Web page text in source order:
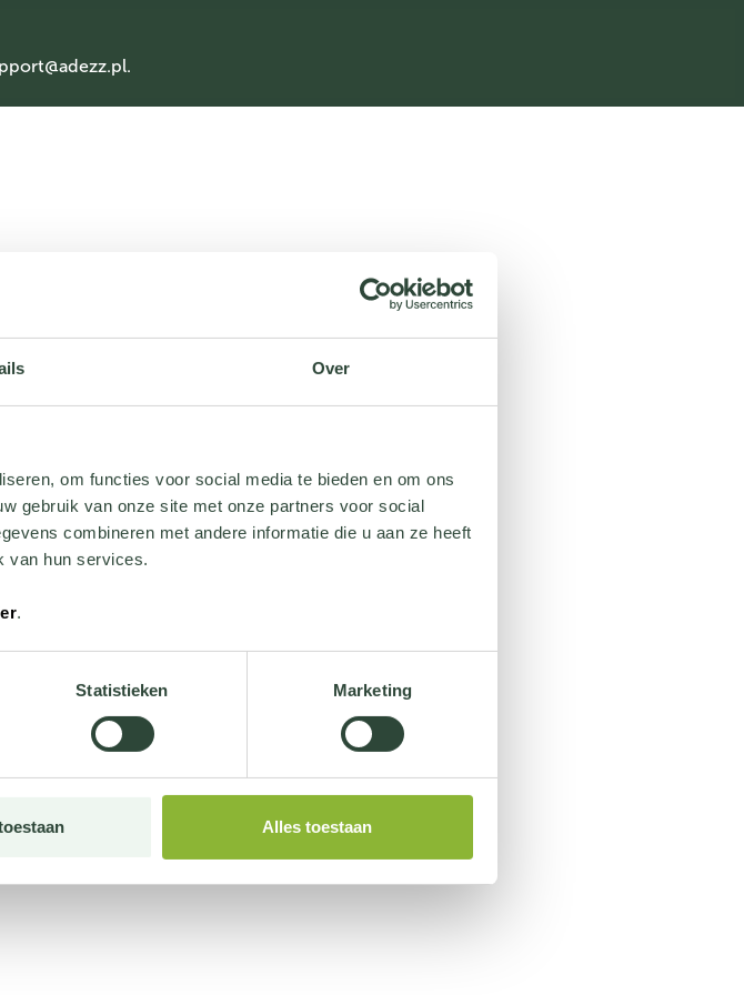
Over
om functies voor social media te bieden en om ons
gebruik van onze site met onze partners voor social
combineren met andere informatie die u aan ze heeft
van hun services.
.
Statistieken Marketing
Alles toestaan
.